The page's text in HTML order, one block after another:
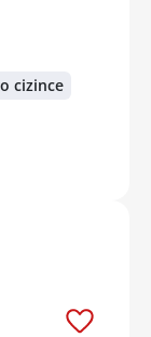
cizince